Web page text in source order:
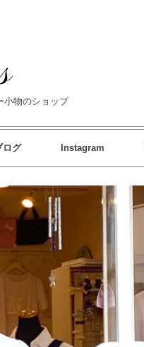
物のショップ
ログ Instagram